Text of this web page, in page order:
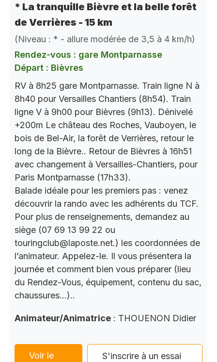
* La tranquille Bièvre et la belle forêt
de Verrières - 15 km
(Niveau : * - allure modérée de 3,5 à 4 km/h)
Rendez-vous : gare Montparnasse
Départ : Bièvres
RV à 8h25 gare Montparnasse. Train ligne N à
8h40 pour Versailles Chantiers (8h54). Train
ligne V à 9h00 pour Bièvres (9h13). Dénivelé
+200m Le château des Roches, Vauboyen, le
bois de Bel-Air, la forêt de Verrières, retour le
long de la Bièvre.. Retour de Bièvres à 16h51
avec changement à Versailles-Chantiers, pour
Paris Montparnasse (17h33).
Balade idéale pour les premiers pas : venez
découvrir la rando avec les adhérents du TCF.
Pour plus de renseignements, demandez au
siège (07 69 13 99 22 ou
touringclub@laposte.net.) les coordonnées de
l’animateur. Appelez-le. Il vous présentera la
journée et comment bien vous préparer (lieu
du Rendez-Vous, équipement, contenu du sac,
chaussures…)..
Animateur/Animatrice : THOUENON Didier
Voir le
S'inscrire à un essai